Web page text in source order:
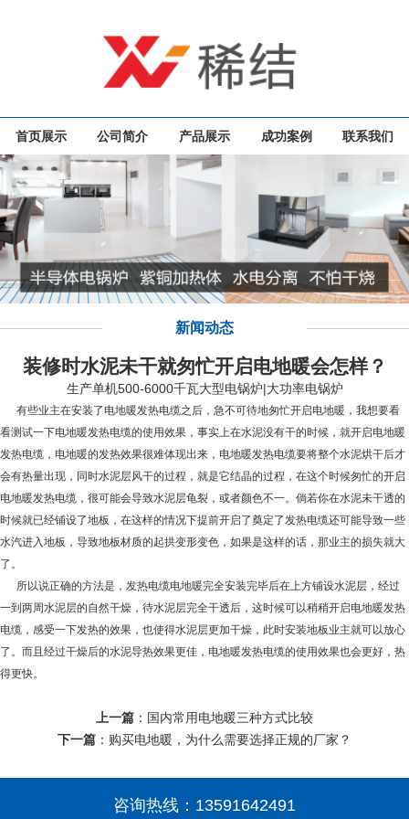
首页展示 公司简介 产品展示 成功案例 联系我们
新闻动态
装修时水泥未干就匆忙开启电地暖会怎样？
生产单机500-6000千瓦大型电锅炉|大功率电锅炉
有些业主在安装了电地暖发热电缆之后，急不可待地匆忙开启电地暖，我想要看
看测试一下电地暖发热电缆的使用效果，事实上在水泥没有干的时候，就开启电地暖
发热电缆，电地暖的发热效果很难体现出来，电地暖发热电缆要将整个水泥烘干后才
会有热量出现，同时水泥层风干的过程，就是它结晶的过程，在这个时候匆忙的开启
电地暖发热电缆，很可能会导致水泥层龟裂，或者颜色不一。倘若你在水泥未干透的
时候就已经铺设了地板，在这样的情况下提前开启了奠定了发热电缆还可能导致一些
水汽进入地板，导致地板材质的起拱变形变色，如果是这样的话，那业主的损失就大
了。
所以说正确的方法是，发热电缆电地暖完全安装完毕后在上方铺设水泥层，经过
一到两周水泥层的自然干燥，待水泥层完全干透后，这时候可以稍稍开启电地暖发热
电缆，感受一下发热的效果，也使得水泥层更加干燥，此时安装地板业主就可以放心
了。而且经过干燥后的水泥导热效果更佳，电地暖发热电缆的使用效果也会更好，热
得更快。
上一篇 ： 国内常用电地暖三种方式比较
下一篇 ： 购买电地暖，为什么需要选择正规的厂家？
咨询热线： 13591642491